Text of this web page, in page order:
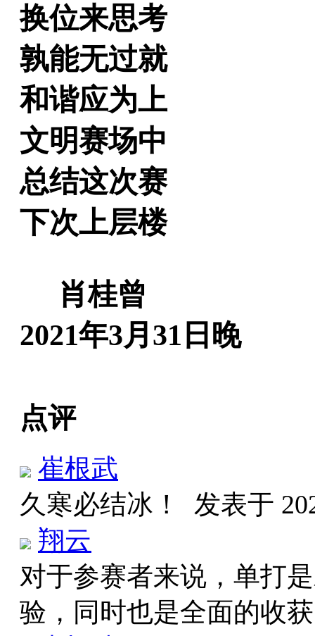
换位来思考
孰能无过就
和谐应为上
文明赛场中
总结这次赛
下次上层楼
肖桂曾
2021年3月31日晚
点评
崔根武
久寒必结冰！ 发表于
翔云
对于参赛者来说，单打
验，同时也是全面的收